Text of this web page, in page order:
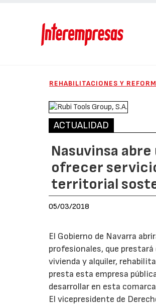
REHABILITACIONES Y
ACTUALIDAD
Nasuvinsa
ofrecer
territorial
05/03/2018
El Gobierno de Navarra
profesionales, que
vivienda y alquiler,
presta esta empresa
desarrollar en esta
El vicepresidente de